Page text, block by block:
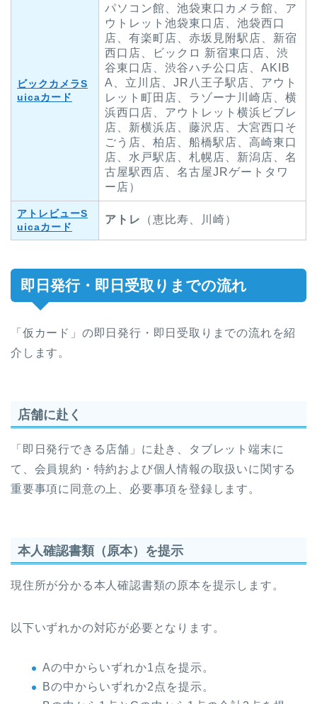
ビックカメラS
uicaカード
パソコン館、池袋東口カメラ館、ア
ウトレット池袋東口店、池袋西口
店、有楽町店、赤坂見附駅店、新宿
西口店、ビックロ 新宿東口店、渋
谷東口店、渋谷ハチ公口店、AKIB
A、立川店、JR八王子駅店、アウト
レット町田店、ラゾーナ川崎店、横
浜西口店、アウトレット横浜ビブレ
店、新横浜店、藤沢店、大宮西口そ
ごう店、柏店、船橋駅店、高崎東口
店、水戸駅店、札幌店、新潟店、名
古屋駅西店、名古屋JRゲートタワ
ー店）
アトレビューS
uicaカード
アトレ （恵比寿、川崎）
即日発行・即日受取りまでの流れ
「仮カード」の即日発行・即日受取りまでの流れを紹
介します。
店舗に赴く
「即日発行できる店舗」に赴き、タブレット端末に
て、会員規約・特約および個人情報の取扱いに関する
重要事項に同意の上、必要事項を登録します。
本人確認書類（原本）を提示
現住所が分かる本人確認書類の原本を提示します。
以下いずれかの対応が必要となります。
Aの中からいずれか1点を提示。
Bの中からいずれか2点を提示。